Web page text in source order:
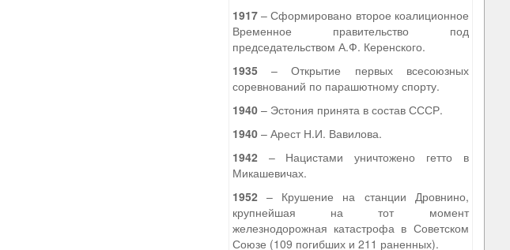
1917– Сформировано второе коалиционное
Временное правительство под
председательством А.Ф. Керенского.
1935– Открытие первых всесоюзных
соревнований по парашютному спорту.
1940– Эстония принята в состав СССР.
1940– Арест Н.И. Вавилова.
1942– Нацистами уничтожено гетто в
Микашевичах.
1952– Крушение на станции Дровнино,
крупнейшая на тот момент
железнодорожная катастрофа в Советском
Союзе (109 погибших и 211 раненных).